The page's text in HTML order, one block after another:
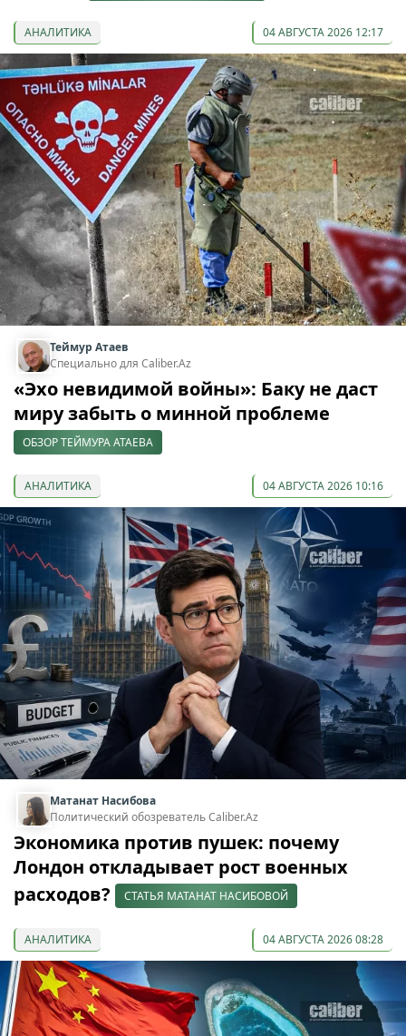
АНАЛИТИКА 04 АВГУСТА 2026 12:17
Теймур Атаев
Специально для Caliber.Az
«Эхо невидимой войны»: Баку не даст
миру забыть о минной проблеме
ОБЗОР ТЕЙМУРА АТАЕВА
АНАЛИТИКА 04 АВГУСТА 2026 10:16
Матанат Насибова
Политический обозреватель Caliber.Az
Экономика против пушек: почему
Лондон откладывает рост военных
расходов?
СТАТЬЯ МАТАНАТ НАСИБОВОЙ
АНАЛИТИКА 04 АВГУСТА 2026 08:28